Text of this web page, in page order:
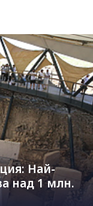
Най-
над 1 млн.